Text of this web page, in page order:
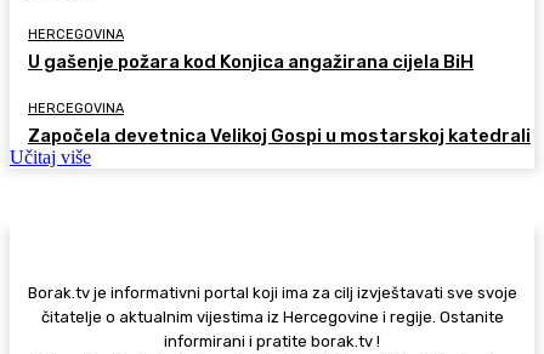
HERCEGOVINA
U gašenje požara kod Konjica angažirana cijela BiH
HERCEGOVINA
Započela devetnica Velikoj Gospi u mostarskoj katedrali
Učitaj više
Borak.tv je informativni portal koji ima za cilj izvještavati sve svoje
čitatelje o aktualnim vijestima iz Hercegovine i regije. Ostanite
informirani i pratite borak.tv !